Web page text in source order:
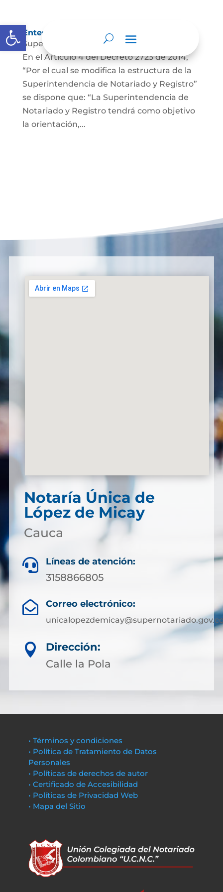
Abrir barra de herramientas
Entes y autoridades que lo vigilan
Superintendencia de Notariado y Registro
En el Artículo 4 del Decreto 2723 de 2014,
“Por el cual se modifica la estructura de la
Superintendencia de Notariado y Registro”
se dispone que: “La Superintendencia de
Notariado y Registro tendrá como objetivo
la orientación,...
Notaría Única de
López de Micay
Cauca
 Líneas de atención:
3158866805
 Correo electrónico:

Dirección:
Calle la Pola
• Términos y condiciones
• Política de Tratamiento de Datos
Personales
• Políticas de derechos de autor
• Certificado de Accesibilidad
• Políticas de Privacidad Web
• Mapa del Sitio